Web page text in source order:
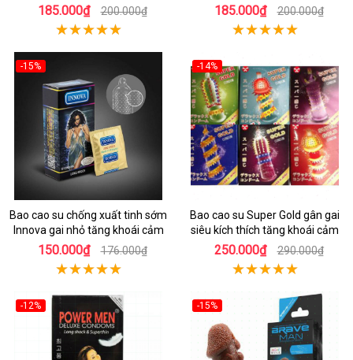
185.000₫ 200.000₫ 185.000₫ 200.000₫
-15%
Bao cao su chống xuất tinh sớm
Innova gai nhỏ tăng khoái cảm
150.000₫ 176.000₫
-14%
Bao cao su Super Gold gân gai
siêu kích thích tăng khoái cảm
250.000₫ 290.000₫
-12% -15%